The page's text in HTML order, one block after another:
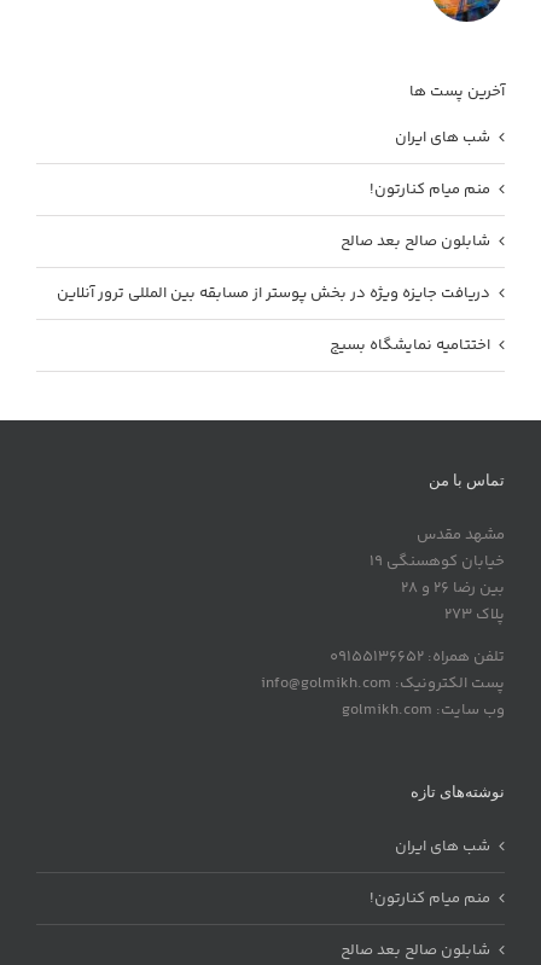
آخرین پست ها
شب های ایران
منم میام کنارتون!
شابلون صالح بعد صالح
دریافت جایزه ویژه در بخش پوستر از مسابقه بین المللی ترور آنلاین
اختتامیه نمایشگاه بسیج
تماس با من
مشهد مقدس
خیابان کوهسنگی 19
بین رضا 26 و 28
پلاک 273
تلفن همراه: 09155136652
پست الکترونیک: info@golmikh.com
وب سایت: golmikh.com
نوشته‌های تازه
شب های ایران
منم میام کنارتون!
شابلون صالح بعد صالح